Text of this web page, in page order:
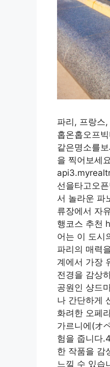
파리, 프랑스
홉온홉오프
같은명소를
을 찍어보세
선을타고오
서 놀라운 파
류장에서 자
행코스 추천
어는 이 도시
파리의 매력
계에서 가장
전경을 감상
공원인 샹드
나 간단하게
화려한 오페
가르니에(オ
험을 줍니다
한 작품을 감
느낄 수 있습